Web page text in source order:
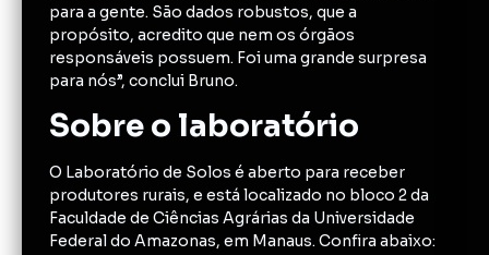
para a gente. São dados robustos, que a
propósito, acredito que nem os órgãos
responsáveis possuem. Foi uma grande surpresa
para nós”, conclui Bruno.
Sobre o laboratório
O Laboratório de Solos é aberto para receber
produtores rurais, e está localizado no bloco 2 da
Faculdade de Ciências Agrárias da Universidade
Federal do Amazonas, em Manaus. Confira abaixo: